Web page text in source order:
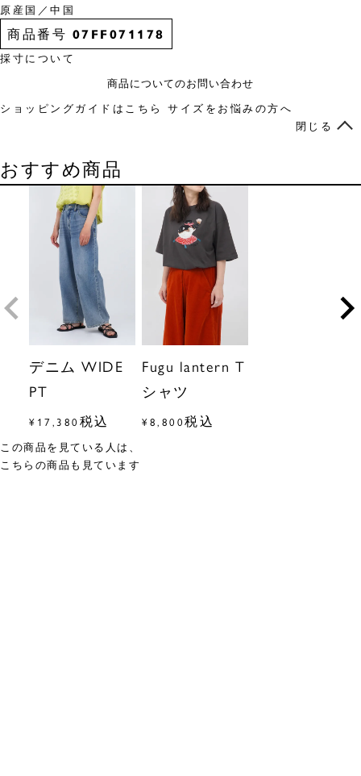
原産国／中国
商品番号 07FF071178
採寸について
商品についてのお問い合わせ
ショッピングガイドはこちら サイズをお悩みの方へ
閉じる
おすすめ商品
デニム WIDE
PT
¥ 17,380 税込
Fugu lantern T
シャツ
¥8,800税込
この商品を見ている人は、
こちらの商品も見ています